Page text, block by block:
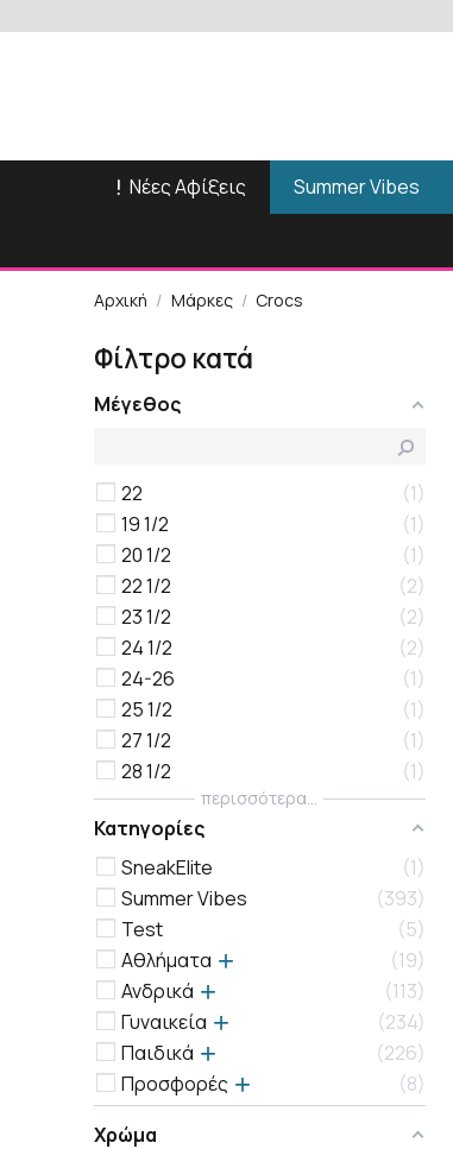
Νέες Αφίξεις Summer Vibes
Αρχική Μάρκες Crocs
Φίλτρο κατά
Μέγεθος
22
1
19 1/2
1
20 1/2
1
22 1/2
2
23 1/2
2
24 1/2
2
24-26
1
25 1/2
1
27 1/2
1
28 1/2
1
περισσότερα...
Κατηγορίες
SneakElite
1
Summer Vibes
393
Test
5
Αθλήματα
19
Ανδρικά
113
Γυναικεία
234
Παιδικά
226
Προσφορές
8
Χρώμα